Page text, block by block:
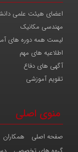
اعضای هیئت علمی
مهندسی مکانیک
لیست همه دوره های
اطلاعیه های مهم
آگهی های دفاع
تقویم آموزشی
منوی اصلی
صفحه اصلی همکاران